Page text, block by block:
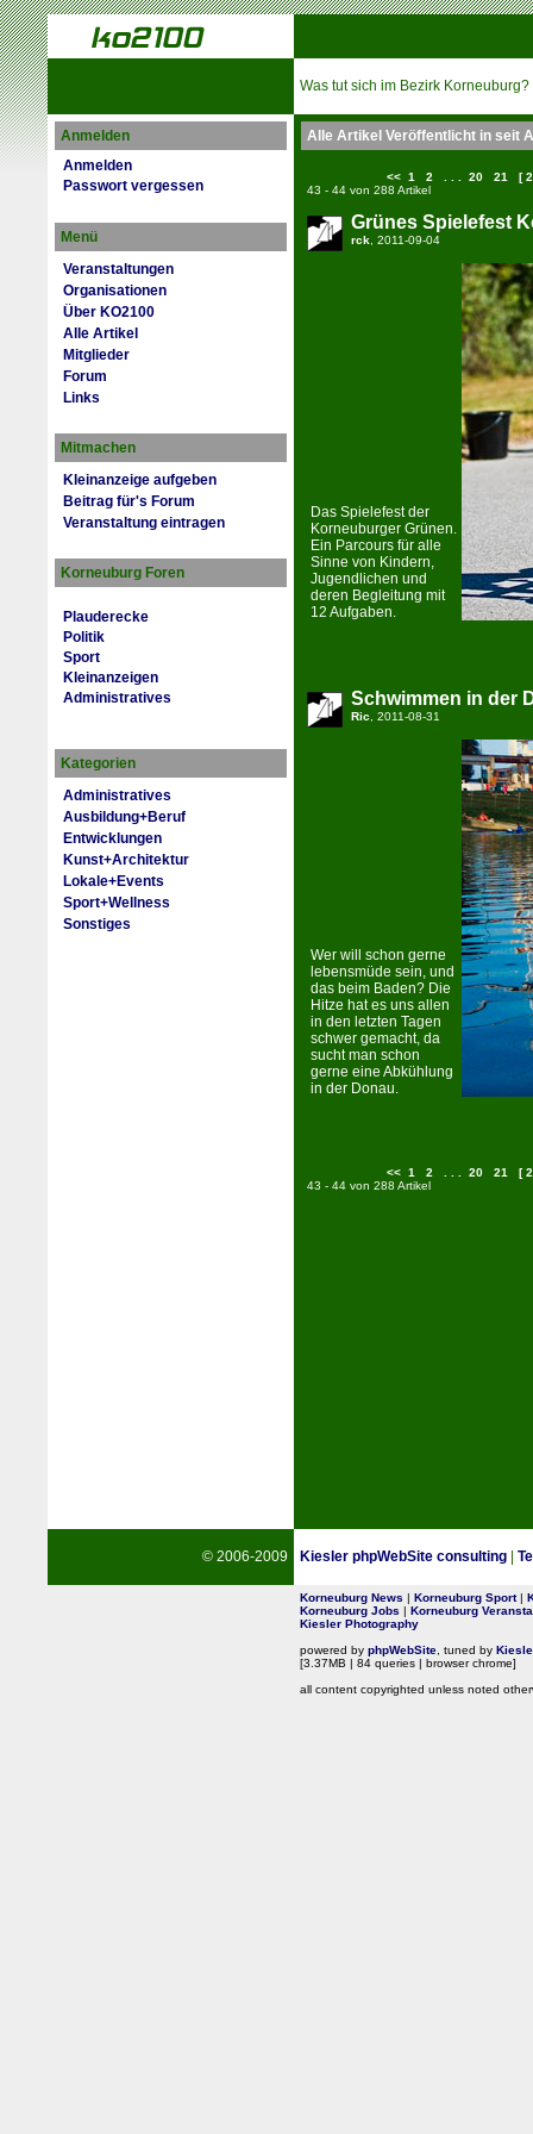
Was tut sich im Bezirk Korneuburg?
Anmelden
Anmelden
Passwort vergessen
Menü
Veranstaltungen
Organisationen
Über KO2100
Alle Artikel
Mitglieder
Forum
Links
Mitmachen
Kleinanzeige aufgeben
Beitrag für's Forum
Veranstaltung eintragen
Korneuburg Foren
Plauderecke
Politik
Sport
Kleinanzeigen
Administratives
Kategorien
Administratives
Ausbildung+Beruf
Entwicklungen
Kunst+Architektur
Lokale+Events
Sport+Wellness
Sonstiges
Alle Artikel Veröffentlicht in seit
<< 1 2 20 21
[
43 - 44 von 288 Artikel
Grünes Spielefest
rck , 2011-09-04
Das Spielefest der
Korneuburger Grünen.
Ein Parcours für alle
Sinne von Kindern,
Jugendlichen und
deren Begleitung mit
12 Aufgaben.
Schwimmen in der
Ric , 2011-08-31
Wer will schon gerne
lebensmüde sein, und
das beim Baden? Die
Hitze hat es uns allen
in den letzten Tagen
schwer gemacht, da
sucht man schon
gerne eine Abkühlung
in der Donau.
<< 1 2 20 21
[
43 - 44 von 288 Artikel
© 2006-2009 Kiesler phpWebSite consulting
Korneuburg News | Korneuburg Sport|
Korneuburg Jobs | Korneuburg
Kiesler Photography
powered by phpWebSite , tuned by
[3.37MB | 84 queries | browser chrome]
all content copyrighted unless noted